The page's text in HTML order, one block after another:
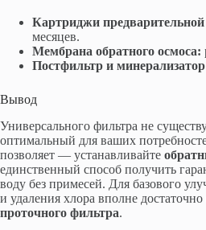
Картриджи предварительной
месяцев.
Мембрана обратного осмоса:
Постфильтр и
Вывод
Универсального фильтра не
оптимальный для ваших
позволяет — устанавливайте
единственный способ получить
воду без примесей. Для базового
и удаления хлора вполне достаточно
проточного фильтра.